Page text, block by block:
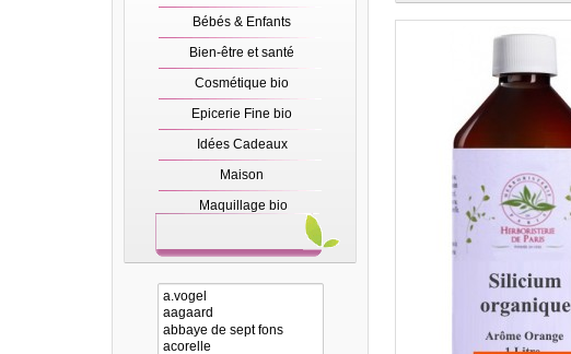
Bébés & Enfants
Bien-être et santé
Cosmétique bio
Epicerie Fine bio
Idées Cadeaux
Maison
Maquillage bio